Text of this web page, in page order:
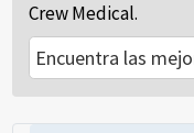
Crew Medical.
Encuentra las